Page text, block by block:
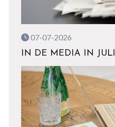
07-07-2026
IN DE MEDIA IN JULI